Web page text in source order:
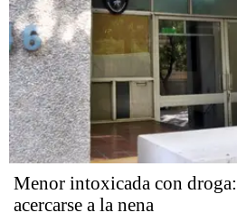
Menor intoxicada con
acercarse a la nena